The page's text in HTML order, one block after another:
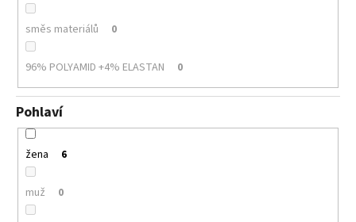
směs materiálů 0
96% POLYAMID +4% ELASTAN 0
Pohlaví
žena 6
muž 0